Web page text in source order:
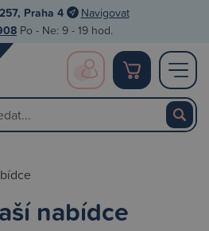
Praha 4 Navigovat
Po - Ne: 9 - 19 hod.
nabídce